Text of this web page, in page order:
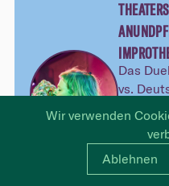
Das
vs.
20:00
Wir verwenden
Ablehnen